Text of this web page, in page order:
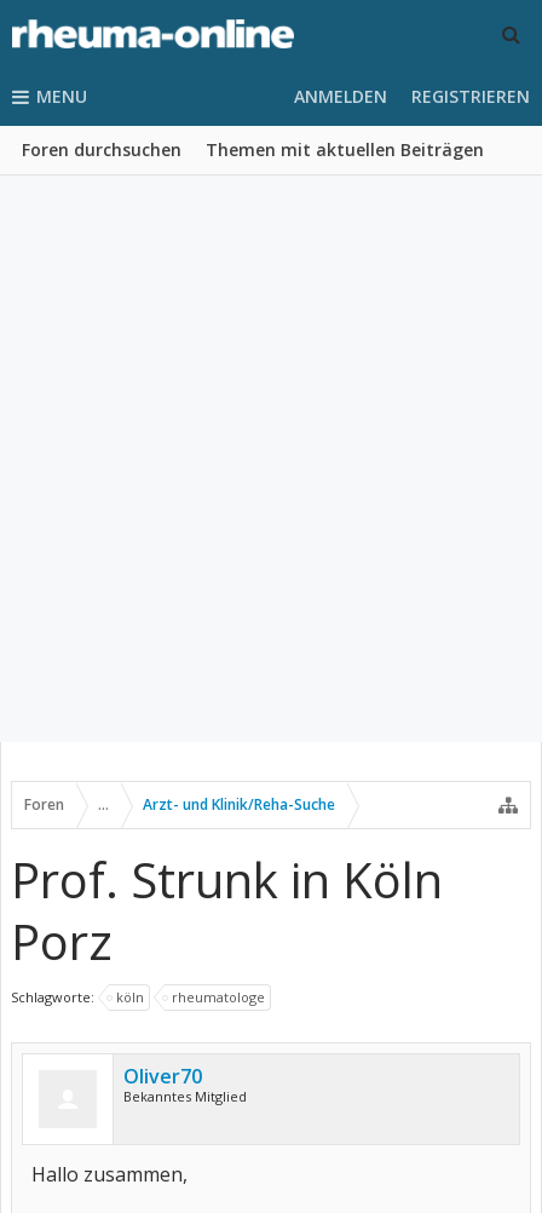
MENU
Foren durchsuchen Themen mit aktuellen Beiträgen
ANMELDEN REGISTRIEREN
Foren ... Arzt- und Klinik/Reha-Suche
Prof. Strunk in Köln
Porz
Schlagworte: köln rheumatologe
Oliver70
Bekanntes Mitglied
Hallo zusammen,